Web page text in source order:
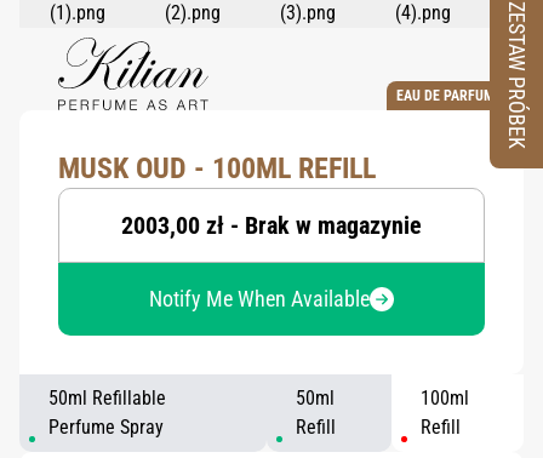
EAU DE PARFUM
MUSK OUD - 100ML REFILL
2003,00 zł - Brak w magazynie
Notify Me When Available
50ml Refillable
Perfume Spray
50ml
Refill
100ml
Refill
ZESTAW PRÓBEK